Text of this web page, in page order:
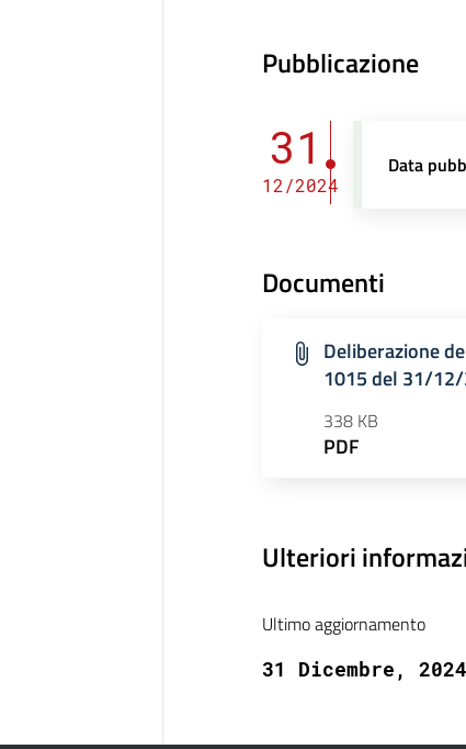
Pubblicazione
31
12/2024
Data
Documenti
Deliberazione
1015 del 31/
338 KB
PDF
Ulteriori
Ultimo aggiornamento
31 Dicembre, 2024